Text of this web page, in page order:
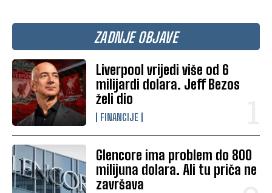
ZADNJE OBJAVE
Liverpool vrijedi više od 6
milijardi dolara. Jeff Bezos
želi dio
FINANCIJE
Glencore ima problem do 800
milijuna dolara. Ali tu priča ne
završava